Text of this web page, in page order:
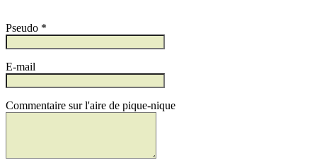
Pseudo *
E-mail
Commentaire sur l'aire de pique-nique